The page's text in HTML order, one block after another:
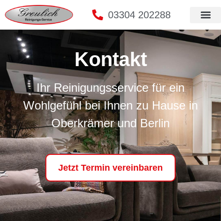
03304 202288
Kontakt
Ihr Reinigungsservice für ein
Wohlgefühl bei Ihnen zu Hause in
Oberkrämer und Berlin
Jetzt Termin vereinbaren